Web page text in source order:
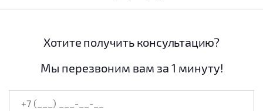
S общая не указана
все этажи
Хотите получить консультацию?
Мы перезвоним вам за 1 минуту!